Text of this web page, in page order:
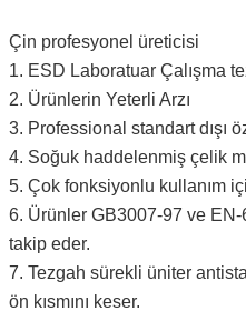
Çin profesyonel üreticisi
1. ESD Laboratuar Çalışma
2. Ürünlerin Yeterli Arzı
3. Professional standart dışı
4. Soğuk haddelenmiş çelik
5. Çok fonksiyonlu kullanım
6. Ürünler GB3007-97 ve EN-
takip eder.
7. Tezgah sürekli üniter
ön kısmını keser.